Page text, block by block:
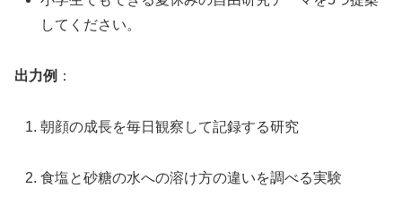
してください。
出力例 ：
朝顔の成長を毎日観察して記録する研究
食塩と砂糖の水への溶け方の違いを調べる実験